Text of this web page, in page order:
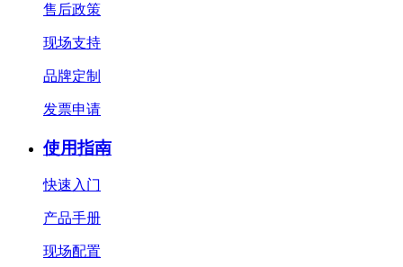
售后政策
现场支持
品牌定制
发票申请
使用指南
快速入门
产品手册
现场配置